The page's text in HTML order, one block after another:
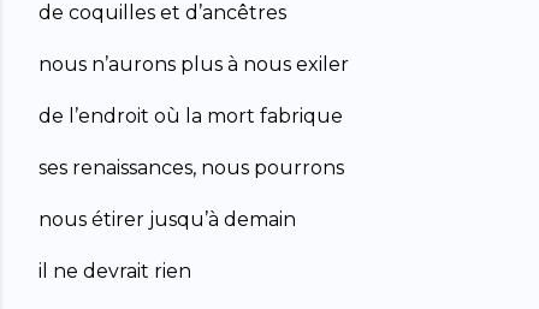
de coquilles et d’ancêtres
nous n’aurons plus à nous exiler
de l’endroit où la mort fabrique
ses renaissances, nous pourrons
nous étirer jusqu’à demain
il ne devrait rien